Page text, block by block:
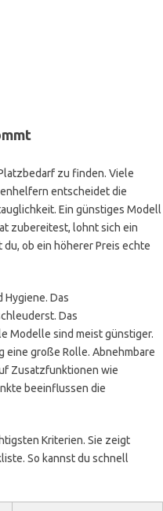
zu finden. Viele
entscheidet die
Ein günstiges Modell
zubereitest, lohnt sich ein
ob ein höherer Preis echte
Das
Das
Modelle sind meist günstiger.
eine große Rolle. Abnehmbare
Zusatzfunktionen wie
beeinflussen die
Kriterien. Sie zeigt
So kannst du schnell